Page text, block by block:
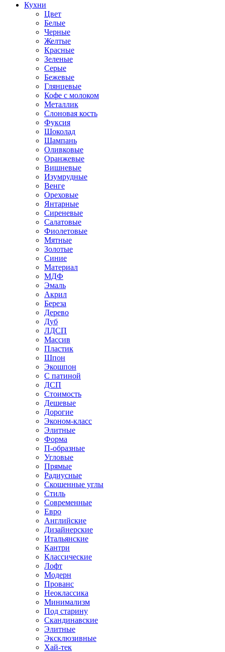
Кухни
Цвет
Белые
Черные
Желтые
Красные
Зеленые
Серые
Бежевые
Глянцевые
Кофе с молоком
Металлик
Слоновая кость
Фуксия
Шоколад
Шампань
Оливковые
Оранжевые
Вишневые
Изумрудные
Венге
Ореховые
Янтарные
Сиреневые
Салатовые
Фиолетовые
Мятные
Золотые
Синие
Материал
МДФ
Эмаль
Акрил
Береза
Дерево
Дуб
ЛДСП
Массив
Пластик
Шпон
Экошпон
С патиной
ДСП
Стоимость
Дешевые
Дорогие
Эконом-класс
Элитные
Форма
П-образные
Угловые
Прямые
Радиусные
Скошенные углы
Стиль
Современные
Евро
Английские
Дизайнерские
Итальянские
Кантри
Классические
Лофт
Модерн
Прованс
Неоклассика
Минимализм
Под старину
Скандинавские
Элитные
Эксклюзивные
Хай-тек